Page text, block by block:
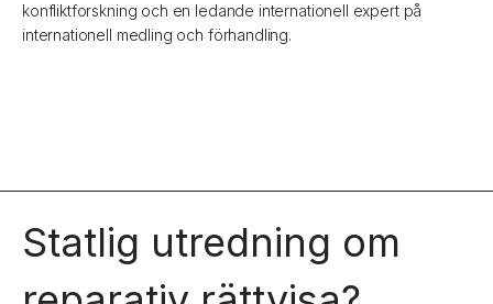
konfliktforskning och en ledande internationell expert på
internationell medling och förhandling.
Statlig utredning om